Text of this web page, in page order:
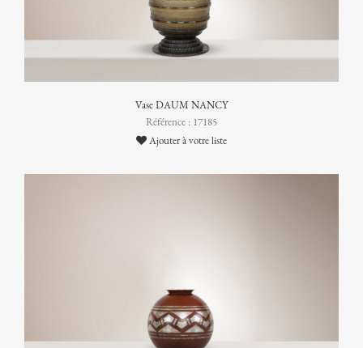
Vase DAUM NANCY
Référence : 17185
Ajouter à votre liste